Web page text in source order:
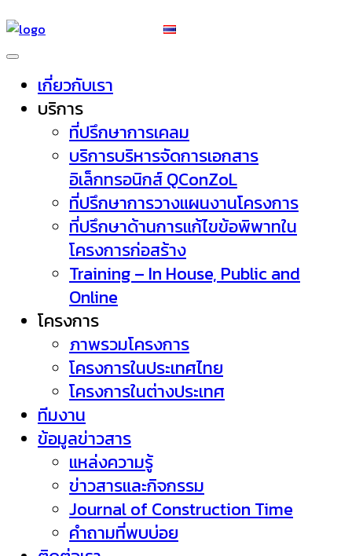
เกี่ยวกับเรา
บริการ
ที่ปรึกษาการเคลม
บริการบริหารจัดการเอกสาร
อิเล็กทรอนิกส์ QConZoL
ที่ปรึกษาการวางแผนงานโครงการ
ที่ปรึกษาด้านการแก้ไขข้อพิพาทใน
โครงการก่อสร้าง
Training – In House, Public and
Online
โครงการ
ภาพรวมโครงการ
โครงการในประเทศไทย
โครงการในต่างประเทศ
ทีมงาน
ข้อมูลข่าวสาร
แหล่งความรู้
ข่าวสารและกิจกรรม
Journal of Construction Time
คำถามที่พบบ่อย